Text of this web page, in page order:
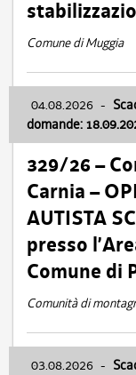
Comune di Muggia
04.08.2026 -
domande:
329/26 –
Carnia –
AUTISTA
presso
Comune di
Comunità di
03.08.2026 -